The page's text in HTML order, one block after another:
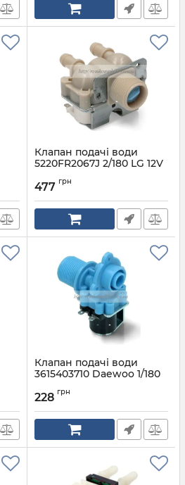
Клапан подачі води
5220FR2067J 2/180 LG 12V
477 грн
Клапан подачі води
3615403710 Daewoo 1/180
228 грн